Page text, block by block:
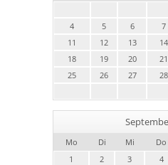
4
5 6 7
11
12 13 14
18
19 20 21
25
26 27 28
Mo Di Mi Do
1
2 3 4